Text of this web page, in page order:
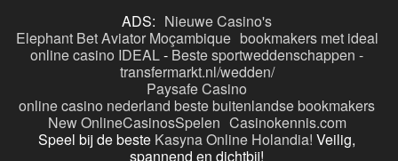
ADS: Nieuwe Casino's
Elephant Bet Aviator Moçambique bookmakers met ideal
online casino IDEAL- Beste sportweddenschappen -
transfermarkt.nl/wedden/
Paysafe Casino
online casino nederland beste buitenlandse bookmakers
New OnlineCasinosSpelen Casinokennis.com
Speel bij de beste Kasyna Online Holandia! Veilig,
spannend en dichtbij!